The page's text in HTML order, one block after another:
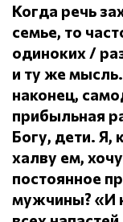
Когда речь
семье, то
одиноких /
и ту же мысль.
наконец,
прибыльная
Богу, дети. Я,
халву ем,
постоянное
мужчины? «И